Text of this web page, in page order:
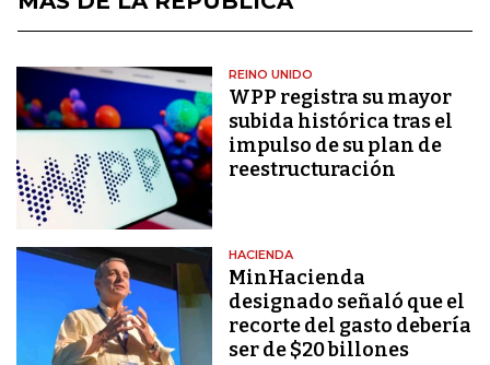
REINO UNIDO
WPP registra su mayor
subida histórica tras el
impulso de su plan de
reestructuración
HACIENDA
MinHacienda
designado señaló que el
recorte del gasto debería
ser de $20 billones